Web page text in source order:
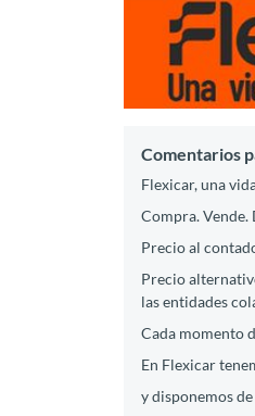
Comentarios
Flexicar, una
Compra.
Precio al
Precio
las entidades
Cada momento
En Flexicar
y disponemos